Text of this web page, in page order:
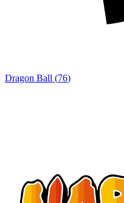
Dragon Ball (76)